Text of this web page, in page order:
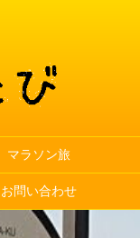
マラソン旅
お問い合わせ